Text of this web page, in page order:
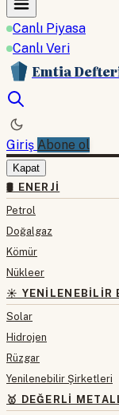
Canlı Piyasa
Canlı Veri
Emtia
Giriş Abone ol
Kapat
🛢 ENERJI
Petrol
Doğalgaz
Kömür
Nükleer
☀️ YENILENEBILIR
Solar
Hidrojen
Rüzgar
Yenilenebilir Şirketleri
🥇 DEĞERLI